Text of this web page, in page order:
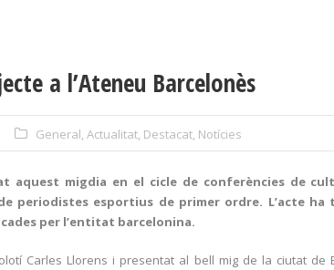
a l’Ateneu Barcelonès
General Actualitat Destacat Notícies
aquest migdia en el cicle de conferències de
periodistes esportius de primer ordre. L’acte
per l’entitat barcelonina.
Carles Llorens i presentat al bell mig de la ciutat